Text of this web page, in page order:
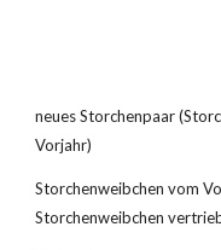
neues Storchenpaar
Vorjahr)
Storchenweibchen vom
Storchenweibchen